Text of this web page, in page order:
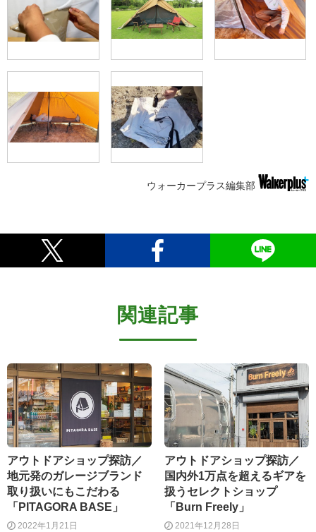
ウォーカープラス編集部
関連記事
アウトドアショップ探訪／
地元発のガレージブランド
取り扱いにもこだわる
「PITAGORA BASE」
2022年1月21日
アウトドアショップ探訪／
国内外1万点を超えるギアを
扱うセレクトショップ
「Burn Freely」
2021年12月28日